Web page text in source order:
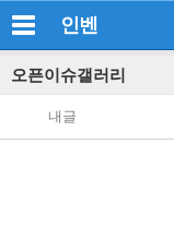
인벤
오픈이슈갤러리
내글